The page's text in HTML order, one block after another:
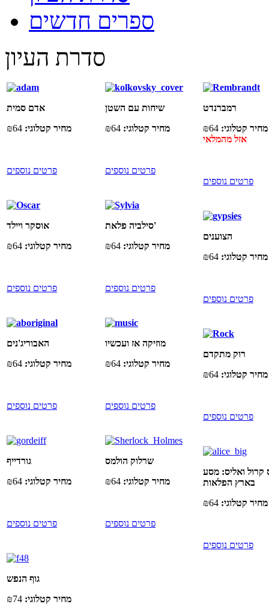
ספרים חדשים
סדרת העיון
אדם סמית
מחיר קטלוגי: ₪64
פרטים נוספים
אוסקר ויילד
מחיר קטלוגי: ₪64
פרטים נוספים
האבוריג'נים
מחיר קטלוגי: ₪64
פרטים נוספים
גורדייף
מחיר קטלוגי: ₪64
פרטים נוספים
גוף הנפש
מחיר קטלוגי: ₪74
שיחות עם השטן
מחיר קטלוגי: ₪64
פרטים נוספים
סילביה פלאת'
מחיר קטלוגי: ₪64
פרטים נוספים
מוזיקה אז ועכשיו
מחיר קטלוגי: ₪64
פרטים נוספים
שרלוק הולמס
מחיר קטלוגי: ₪64
פרטים נוספים
רמברנדט
מחיר קטלוגי: ₪64
אזל מהמלאי
פרטים נוספים
הצוענים
מחיר קטלוגי: ₪64
פרטים נוספים
רוק מתקדם
מחיר קטלוגי:
₪64
פרטים נוספים
קרול ואליס: מסע
בארץ הפלאות
מחיר קטלוגי: ₪64
פרטים נוספים